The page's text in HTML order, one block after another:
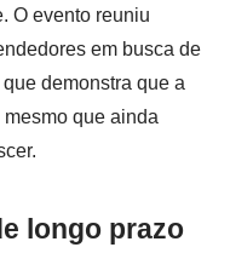
O evento reuniu
em busca de
demonstra que a
que ainda
longo prazo